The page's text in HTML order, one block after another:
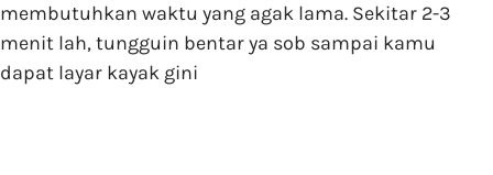
membutuhkan waktu yang agak lama. Sekitar 2-3
menit lah, tungguin bentar ya sob sampai kamu
dapat layar kayak gini